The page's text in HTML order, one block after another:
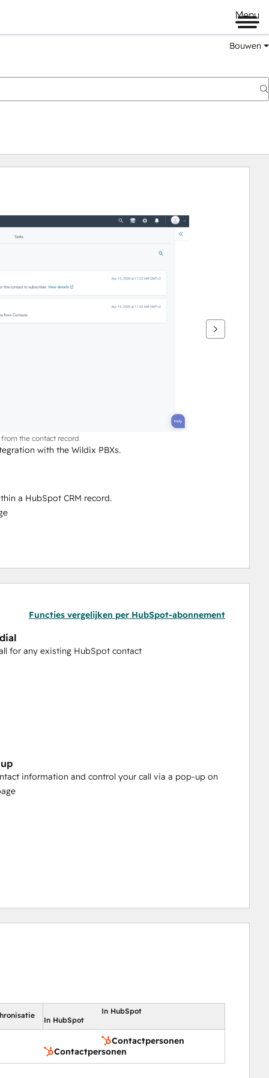
Menu
Bouwen
the contact record
with the Wildix PBXs.
a HubSpot CRM record.
Functies vergelijken per HubSpot-abonnement
for any existing HubSpot contact
information and control your call via a pop-up on
In HubSpot
In HubSpot
Contactpersonen
Contactpersonen